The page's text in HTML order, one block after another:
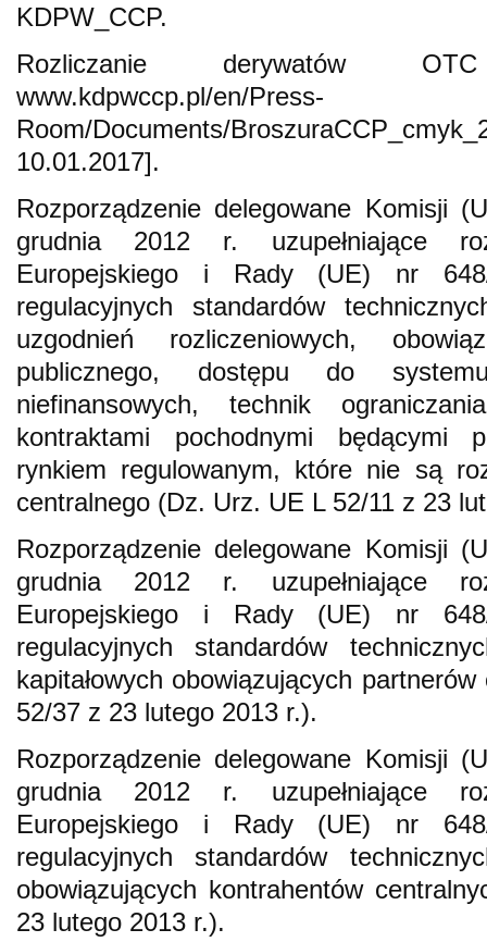
KDPW_CCP.
Rozliczanie derywatów
www.kdpwccp.pl/en/Press-
Room/Documents/
10.01.2017].
Rozporządzenie delegowane Komisji
grudnia 2012 r. uzupełniające
Europejskiego i Rady (UE) nr
regulacyjnych standardów
uzgodnień rozliczeniowych,
publicznego, dostępu do
niefinansowych, technik
kontraktami pochodnymi będącymi
rynkiem regulowanym, które nie są
centralnego (Dz. Urz. UE L 52/11 z 23
Rozporządzenie delegowane Komisji
grudnia 2012 r. uzupełniające
Europejskiego i Rady (UE) nr
regulacyjnych standardów
kapitałowych obowiązujących
52/37 z 23 lutego 2013 r.).
Rozporządzenie delegowane Komisji
grudnia 2012 r. uzupełniające
Europejskiego i Rady (UE) nr
regulacyjnych standardów
obowiązujących kontrahentów
23 lutego 2013 r.).